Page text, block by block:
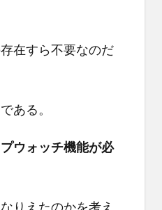
在すら不要なのだ
ある。
ウォッチ機能が必
りえたのかを考え